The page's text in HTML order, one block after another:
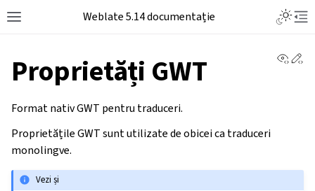
Weblate 5.14 documentație
Proprietăți GWT
Format nativ GWT pentru traduceri.
Proprietățile GWT sunt utilizate de obicei ca traduceri
monolingve.
Vezi și